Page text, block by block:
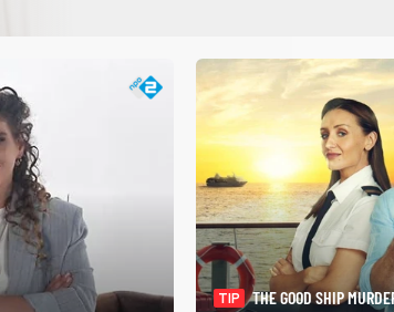
TIP
THE GOOD SHIP